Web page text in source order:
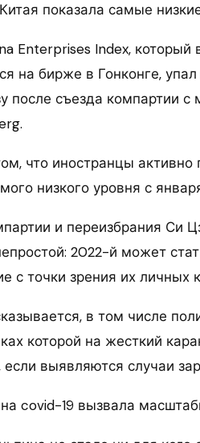
показала самые
Enterprises Index, который
на бирже в Гонконге,
после съезда компартии
что иностранцы
низкого уровня с
и переизбрания Си
2022-й может
с точки зрения их личных
в том числе
которой на жесткий
выявляются случаи
covid-19 вызвала